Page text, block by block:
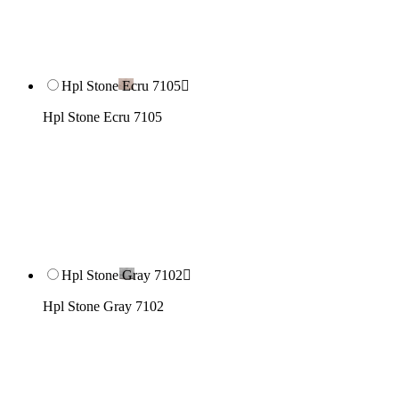
Hpl Stone Ecru 7105
Hpl Stone Ecru 7105
Hpl Stone Gray 7102
Hpl Stone Gray 7102